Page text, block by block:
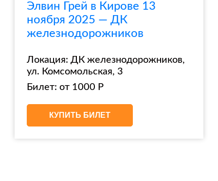
Элвин Грей в Кирове 13
ноября 2025 — ДК
железнодорожников
Локация: ДК железнодорожников,
ул. Комсомольская, 3
Билет: от 1000 Р
КУПИТЬ БИЛЕТ